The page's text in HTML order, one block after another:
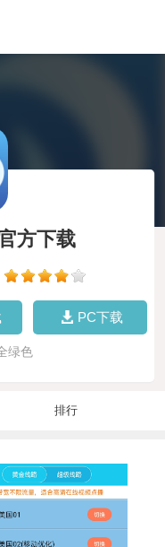
方下载
PC下载
绿色
排行